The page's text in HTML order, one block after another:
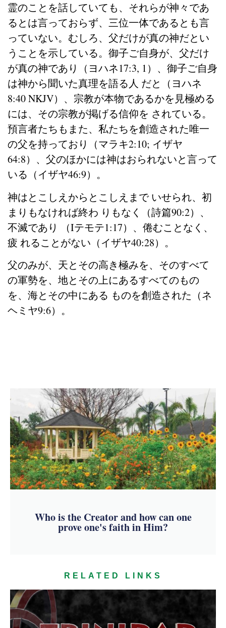
霊のことを話していても、それらが神々であ
るとは言っておらず、三位一体であるとも言
っていない。むしろ、父だけが真の神だとい
うことを示している。御子ご自身が、父だけ
が真の神であり（ヨハネ17:3, 1）、御子ご自身
は神から聞いた真理を語る人 だと（ヨハネ
8:40 NKJV）、宗教が本物であるかを見極める
には、その宗教が掲げる信仰を されている。
預言者たちもまた、私たちを創造された唯一
の父を持っており（マラキ2:10; イザヤ
64:8）、父のほかには神はおられないと言って
いる（イザヤ46:9）。
神はとこしえからとこしえまで いせられ、初
まりもなければ終わ りもなく（詩篇90:2）、
不滅であり （Iテモテ1:17）、倦むことなく、
疲 れることがない（イザヤ40:28）。
父のみが、天とその高き極みを、そのすべて
の軍勢を、地とその上にあるすべてのもの
を、海とその中にある ものを創造された（ネ
ヘミヤ9:6）。
Who is the Creator and how can one
prove one's faith in Him?
RELATED LINKS